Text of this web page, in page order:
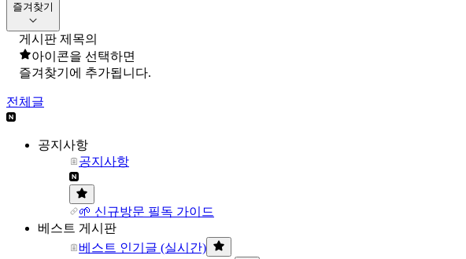
즐겨찾기
게시판 제목의
아이콘을 선택하면
즐겨찾기에 추가됩니다.
전체글
공지사항
공지사항
🌱 신규방문 필독 가이드
베스트 게시판
베스트 인기글 (실시간)